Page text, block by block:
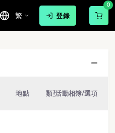
繁 登錄
0
地點 類型活動相簿/選項